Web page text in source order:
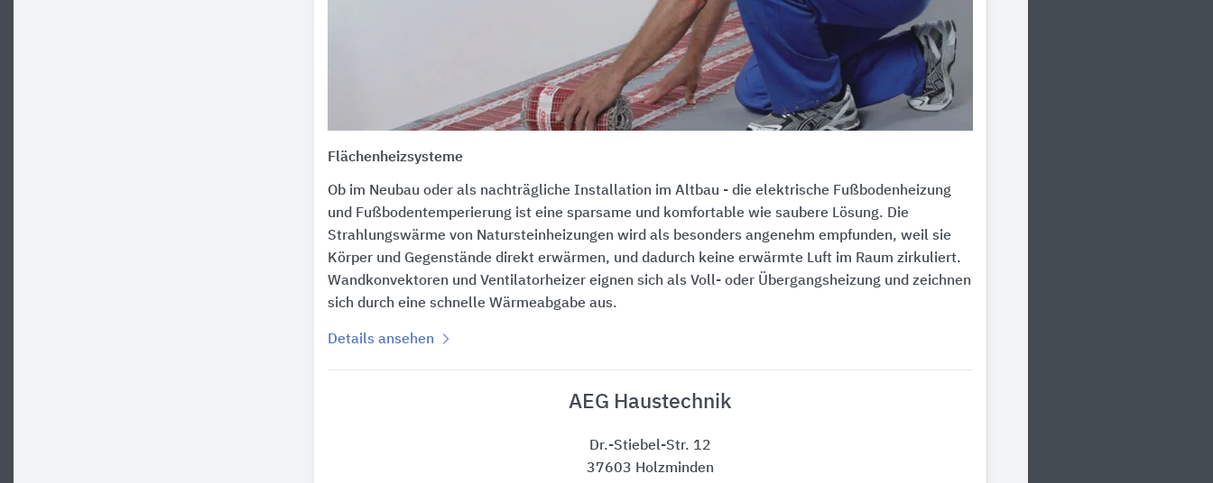
Flächenheizsysteme
Ob im Neubau oder als nachträgliche Installation im Altbau - die elektrische Fußbodenheizung
und Fußbodentemperierung ist eine sparsame und komfortable wie saubere Lösung. Die
Strahlungswärme von Natursteinheizungen wird als besonders angenehm empfunden, weil sie
Körper und Gegenstände direkt erwärmen, und dadurch keine erwärmte Luft im Raum zirkuliert.
Wandkonvektoren und Ventilatorheizer eignen sich als Voll- oder Übergangsheizung und zeichnen
sich durch eine schnelle Wärmeabgabe aus.
Details ansehen
AEG Haustechnik
Dr.-Stiebel-Str. 12
37603 Holzminden